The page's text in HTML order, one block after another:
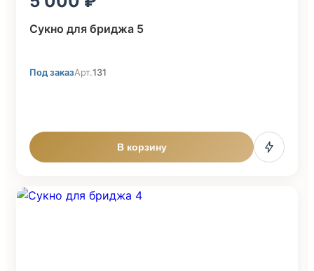
Сукно для бриджа 5
Под заказАрт.131
В корзину